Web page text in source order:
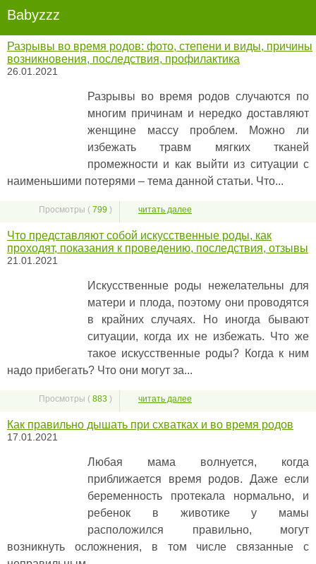
Babyzzz
Разрывы во время родов: фото, степени и виды, причины
возникновения, последствия, профилактика
26.01.2021
Разрывы во время родов случаются по
многим причинам и нередко доставляют
женщине массу проблем. Можно ли
избежать травм мягких тканей
промежности и как выйти из ситуации с
наименьшими потерями – тема данной статьи. Что...
Просмотры ( 799 ) читать далее
Что представляют собой искусственные роды, как
проходят, показания к проведению, последствия, отзывы
21.01.2021
Искусственные роды нежелательны для
матери и плода, поэтому они проводятся
в крайних случаях. Но иногда бывают
ситуации, когда их не избежать. Что же
такое искусственные роды? Когда к ним
надо прибегать? Что они могут за...
Просмотры ( 883 ) читать далее
Как правильно дышать при схватках и во время родов
17.01.2021
Любая мама волнуется, когда
приближается время родов. Даже если
беременность протекала нормально, и
ребенок в животике у мамы
расположился правильно, могут
возникнуть осложнения, в том числе связанные с